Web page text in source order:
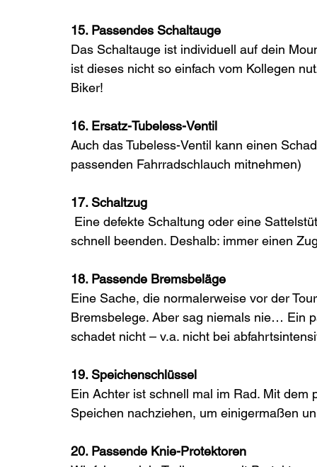
15. Passendes Schaltauge
Das Schaltauge ist individuell auf dein
ist dieses nicht so einfach vom Kollegen
Biker!
16. Ersatz-Tubeless-Ventil
Auch das Tubeless-Ventil kann einen
passenden Fahrradschlauch mitnehmen)
17. Schaltzug
schnell beenden. Deshalb: immer einen
18. Passende Bremsbeläge
Eine Sache, die normalerweise vor der
Bremsbelege. Aber sag niemals nie… Ein
schadet nicht – v.a. nicht bei
19. Speichenschlüssel
Ein Achter ist schnell mal im Rad. Mit
Speichen nachziehen, um einigermaßen
20. Passende Knie-Protektoren